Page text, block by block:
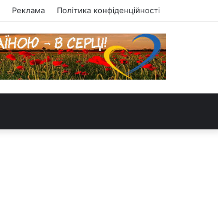
Реклама Політика конфіденційності